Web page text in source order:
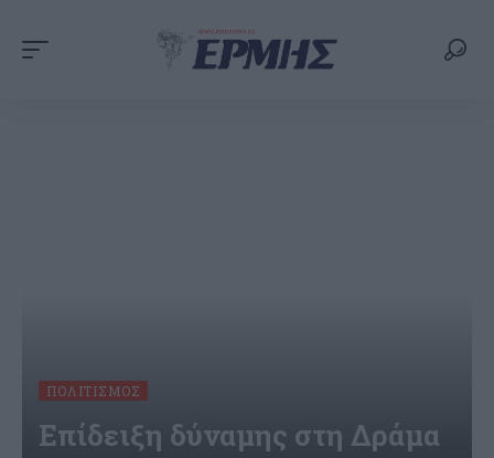
ΠΟΛΙΤΙΣΜΌΣ
Επίδειξη δύναμης στη Δράμα